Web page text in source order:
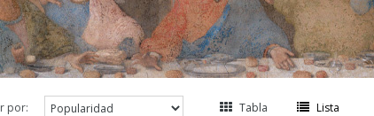
por: Tabla Lista